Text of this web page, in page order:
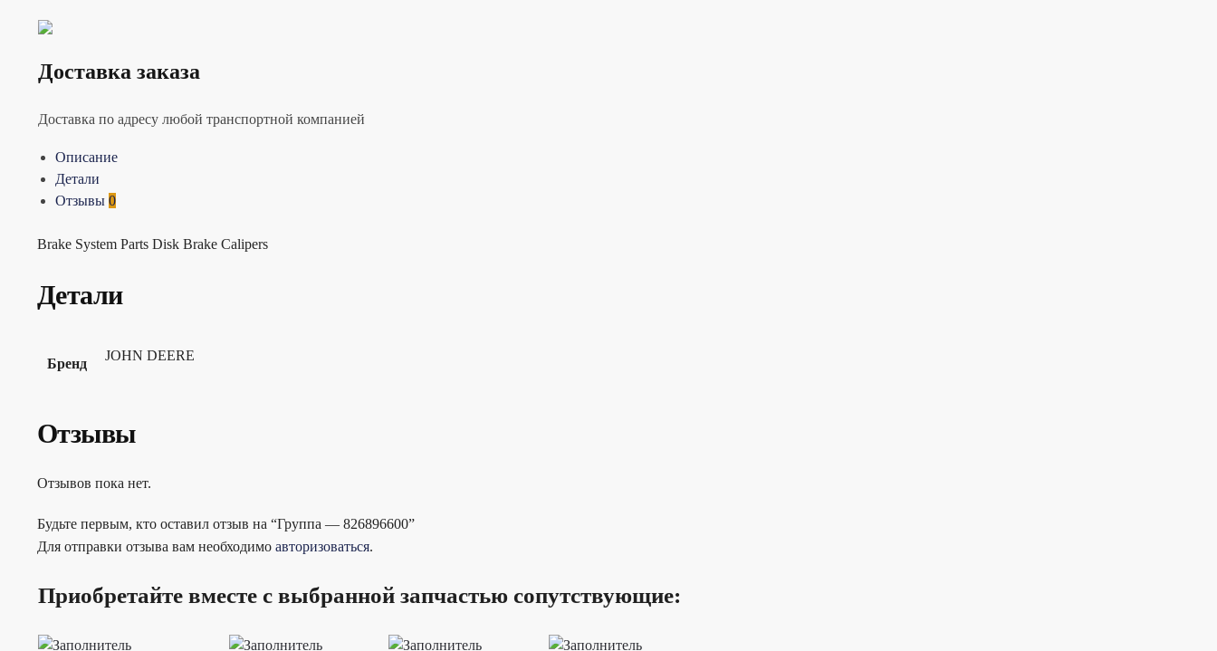
Доставка заказа
Доставка по адресу любой транспортной компанией
Описание
Детали
Отзывы 0
Brake System Parts Disk Brake Calipers
Детали
Бренд
JOHN DEERE
Отзывы
Отзывов пока нет.
Будьте первым, кто оставил отзыв на “Группа — 826896600”
Для отправки отзыва вам необходимо авторизоваться.
Приобретайте вместе с выбранной запчастью сопутствующие: